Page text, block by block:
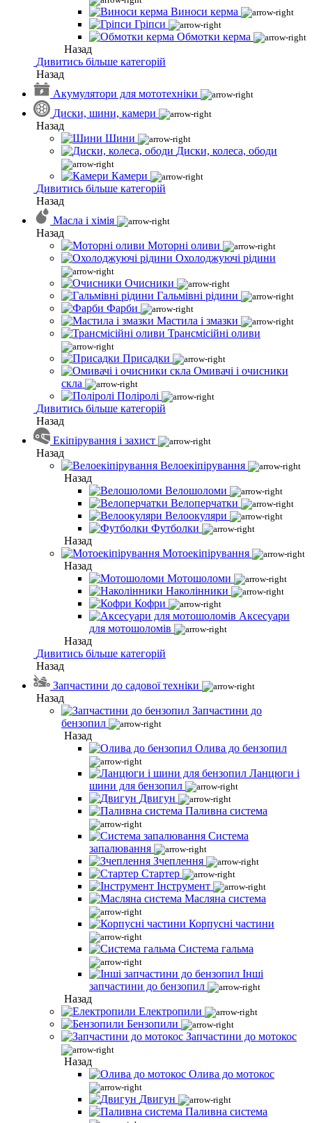
Виноси керма
Гріпси
Обмотки керма
Назад
Дивитись більше категорій
Назад
Акумулятори для мототехніки
Диски, шини, камери
Назад
Шини
Диски, колеса, ободи
Камери
Дивитись більше категорій
Назад
Масла і хімія
Назад
Моторні оливи
Охолоджуючі рідини
Очисники
Гальмівні рідини
Фарби
Мастила і змазки
Трансмісійні оливи
Присадки
Омивачі і очисники
скла
Поліролі
Дивитись більше категорій
Назад
Екіпірування і захист
Назад
Велоекіпірування
Назад
Велошоломи
Велоперчатки
Велоокуляри
Футболки
Назад
Мотоекіпірування
Назад
Мотошоломи
Наколінники
Кофри
Аксесуари
для мотошоломів
Назад
Дивитись більше категорій
Назад
Запчастини до садової техніки
Назад
Запчастини до
бензопил
Назад
Олива до бензопил
Ланцюги і
шини для бензопил
Двигун
Паливна система
Система
запалювання
Зчеплення
Стартер
Інструмент
Масляна система
Корпусні частини
Система гальма
Інші
запчастини до бензопил
Назад
Електропили
Бензопили
Запчастини до мотокос
Назад
Олива до мотокос
Двигун
Паливна система